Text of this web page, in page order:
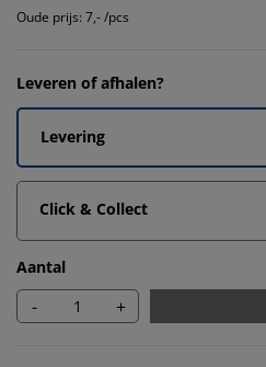
Oude prijs: 7,- /pcs
Leveren of afhalen?
Levering
Click & Collect
Aantal
- +